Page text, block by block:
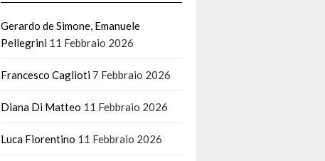
Gerardo de Simone, Emanuele
Pellegrini 11 Febbraio 2026
Francesco Caglioti 7 Febbraio 2026
Diana Di Matteo 11 Febbraio 2026
Luca Fiorentino 11 Febbraio 2026